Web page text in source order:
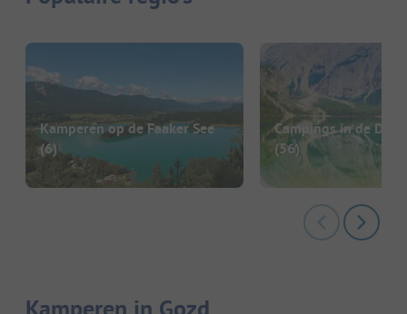
Kamperen op de Faaker See
(6)
Campings in de
(56)